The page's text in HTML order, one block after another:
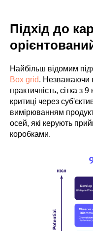
Підхід до
Найбільш відомим
Box grid. Незважаючи
практичність, сітка з
критиці через
вимірюванням
осей, які керують
коробками.